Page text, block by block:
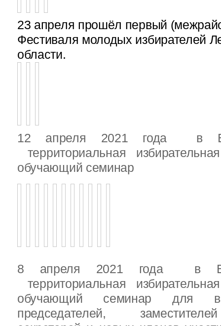
23 апреля прошёл первый
Фестиваля молодых избирателей
области.
12 апреля 2021 года в
территориальная
обучающий семинар
8 апреля 2021 года в
территориальная
обучающий семинар для
председателей,